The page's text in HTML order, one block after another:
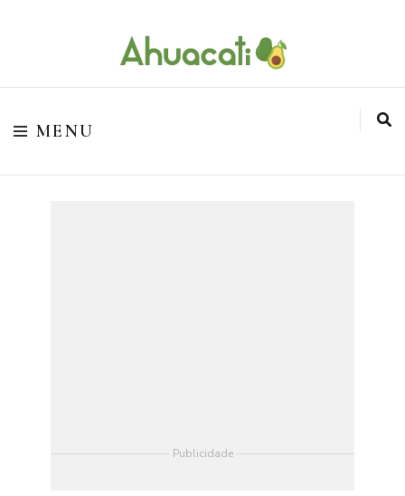
Ahuacati
O melhor da Internet em um só lugar
MENU
Publicidade